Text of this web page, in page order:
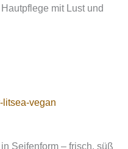
mit Lust und
Seifenform – frisch, süß